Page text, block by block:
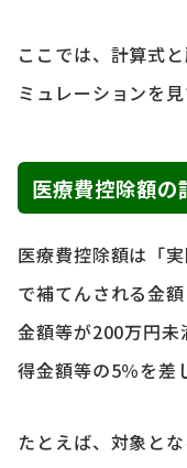
ここでは、計算式
ミュレーションを見
医療費控除額の
医療費控除額は「
で補てんされる金
金額等が200万円
得金額等の5％を差
たとえば、対象と